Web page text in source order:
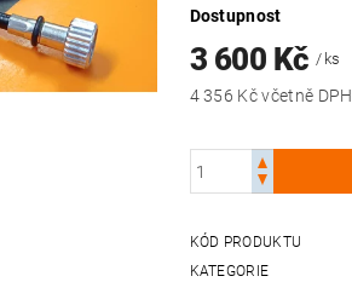
Dostupnost
3 600 Kč/ ks
4 356 Kč včetně DPH
KÓD PRODUKTU
KATEGORIE